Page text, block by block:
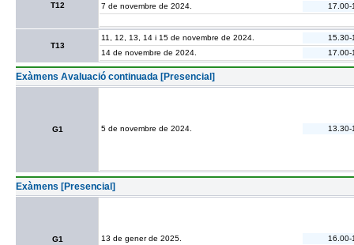
T12
7 de novembre de 2024.
17.00-
T13
11, 12, 13, 14 i 15 de novembre de 2024.
15.30-
14 de novembre de 2024.
17.00-
Exàmens Avaluació continuada [Presencial]
G1 5 de novembre de 2024. 13.30-
Exàmens [Presencial]
G1 13 de gener de 2025. 16.00-